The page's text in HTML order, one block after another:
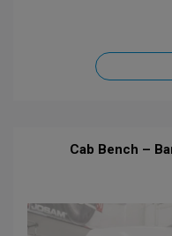
Cab Bench –